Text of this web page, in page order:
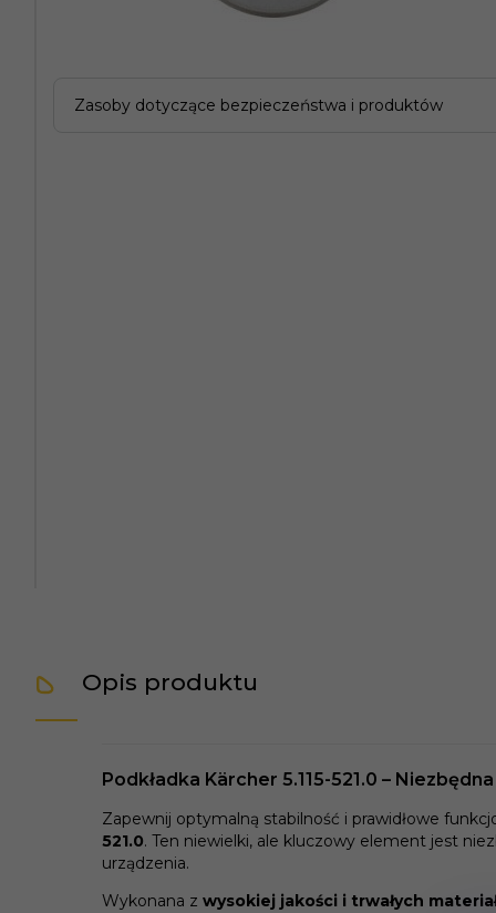
Zasoby dotyczące bezpieczeństwa i produktów
Opis produktu
Podkładka Kärcher 5.115-521.0 –
Zapewnij optymalną stabilność i prawidłowe
521.0. Ten niewielki, ale kluczowy element jest
urządzenia.
Wykonana z wysokiej jakości i trwałych